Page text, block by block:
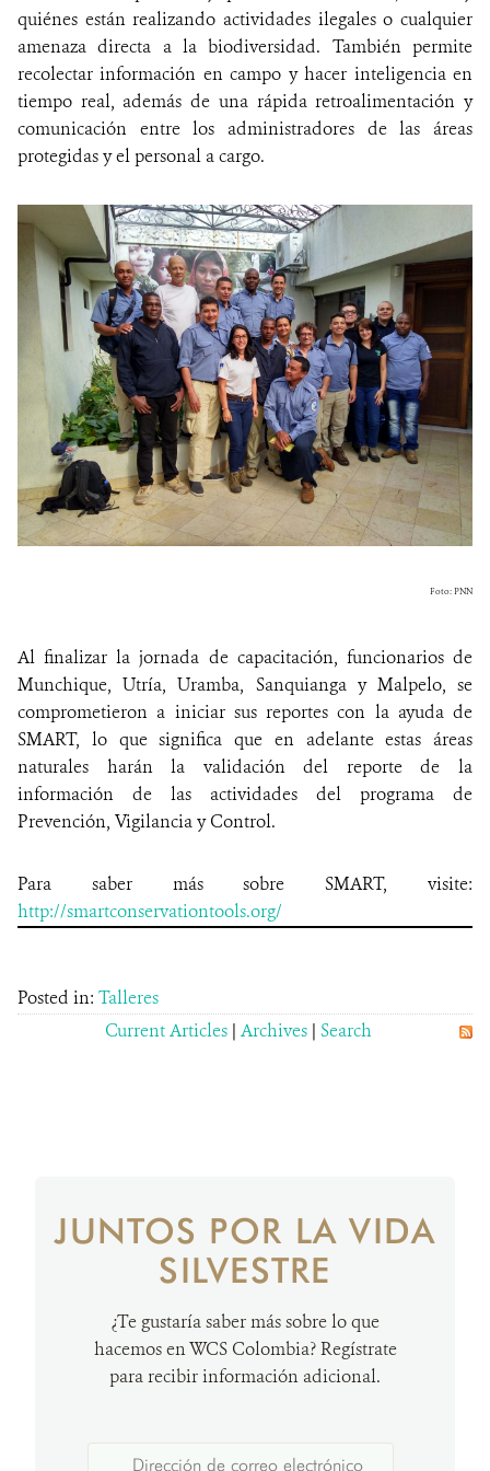
quiénes están realizando actividades ilegales o cualquier
amenaza directa a la biodiversidad. También permite
recolectar información en campo y hacer inteligencia en
tiempo real, además de una rápida retroalimentación y
comunicación entre los administradores de las áreas
protegidas y el personal a cargo.
Foto: PNN
Al finalizar la jornada de capacitación, funcionarios de
Munchique, Utría, Uramba, Sanquianga y Malpelo, se
comprometieron a iniciar sus reportes con la ayuda de
SMART, lo que significa que en adelante estas áreas
naturales harán la validación del reporte de la
información de las actividades del programa de
Prevención, Vigilancia y Control.
Para saber más sobre SMART, visite:
http://smartconservationtools.org/
Posted in: Talleres
Current Articles | Archives | Search
JUNTOS POR LA VIDA
SILVESTRE
¿Te gustaría saber más sobre lo que
hacemos en WCS Colombia? Regístrate
para recibir información adicional.